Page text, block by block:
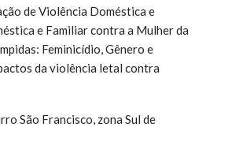
de Violência Doméstica e
e Familiar contra a Mulher da
Feminicídio, Gênero e
da violência letal contra
São Francisco, zona Sul de